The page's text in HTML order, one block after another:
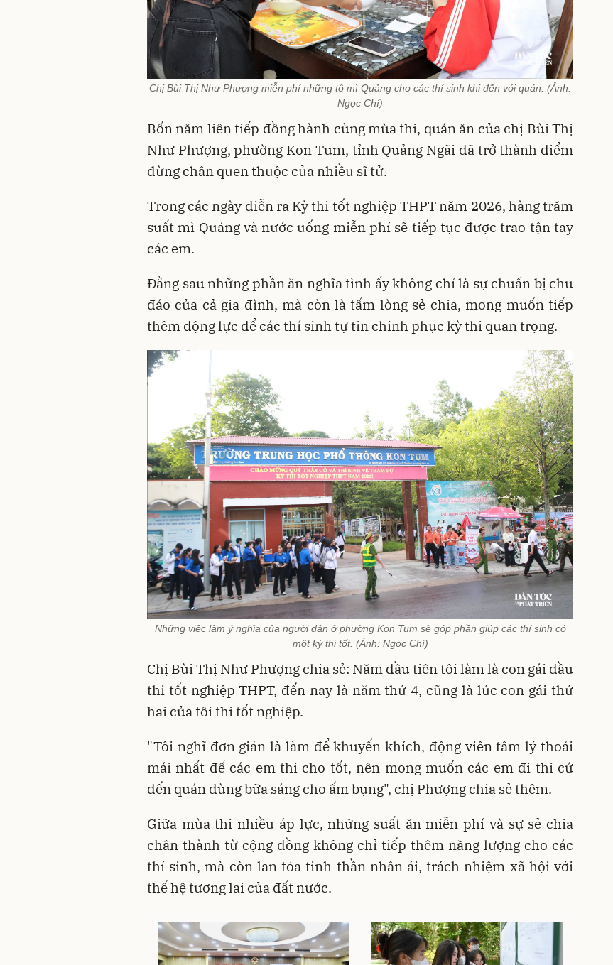
Chị Bùi Thị Như Phượng miễn phí những tô mì Quảng cho các thí sinh khi đến với quán. (Ảnh:
Ngọc Chí)
Bốn năm liên tiếp đồng hành cùng mùa thi, quán ăn của chị Bùi Thị
Như Phượng, phường Kon Tum, tỉnh Quảng Ngãi đã trở thành điểm
dừng chân quen thuộc của nhiều sĩ tử.
Trong các ngày diễn ra Kỳ thi tốt nghiệp THPT năm 2026, hàng trăm
suất mì Quảng và nước uống miễn phí sẽ tiếp tục được trao tận tay
các em.
Đằng sau những phần ăn nghĩa tình ấy không chỉ là sự chuẩn bị chu
đáo của cả gia đình, mà còn là tấm lòng sẻ chia, mong muốn tiếp
thêm động lực để các thí sinh tự tin chinh phục kỳ thi quan trọng.
Những việc làm ý nghĩa của người dân ở phường Kon Tum sẽ góp phần giúp các thí sinh có
một kỳ thi tốt. (Ảnh: Ngọc Chí)
Chị Bùi Thị Như Phượng chia sẻ: Năm đầu tiên tôi làm là con gái đầu
thi tốt nghiệp THPT, đến nay là năm thứ 4, cũng là lúc con gái thứ
hai của tôi thi tốt nghiệp.
"Tôi nghĩ đơn giản là làm để khuyến khích, động viên tâm lý thoải
mái nhất để các em thi cho tốt, nên mong muốn các em đi thi cứ
đến quán dùng bữa sáng cho ấm bụng", chị Phượng chia sẻ thêm.
Giữa mùa thi nhiều áp lực, những suất ăn miễn phí và sự sẻ chia
chân thành từ cộng đồng không chỉ tiếp thêm năng lượng cho các
thí sinh, mà còn lan tỏa tinh thần nhân ái, trách nhiệm xã hội với
thế hệ tương lai của đất nước.